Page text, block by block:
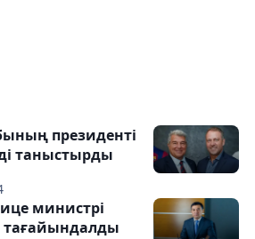
президенті
таныстырды
министрі